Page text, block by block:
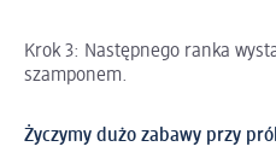
Krok 3: Następnego ranka
szamponem.
Życzymy dużo zabawy przy